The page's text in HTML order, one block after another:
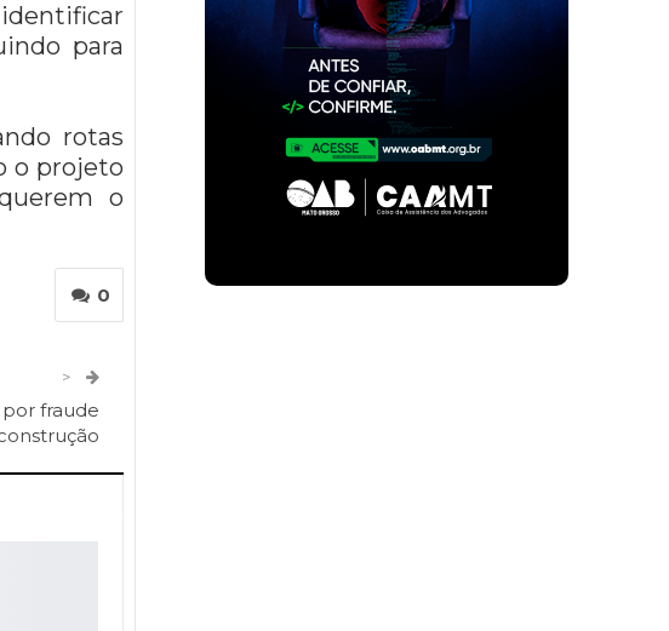
para
rotas
o projeto
o
0
>
fraude